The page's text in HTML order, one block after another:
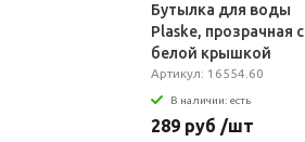
Бутылка для воды
Plaske, прозрачная с
белой крышкой
Артикул: 16554.60
В наличии: есть
289 руб /шт